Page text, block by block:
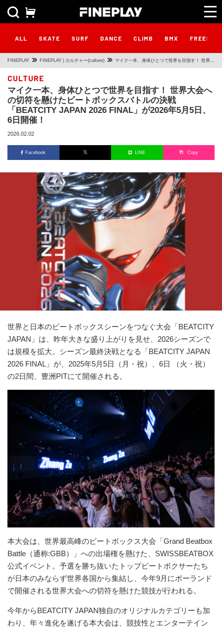
ALL SKATE SURF DANCE CLIMB BMX
FINEPLAY FINEPLAY | カルチャー(culture) マイク一本、身体ひとつで世界を目指す！ 世界大
「BEATCITY JAPAN 2026 FINAL」が2026年5月
5日、6日開催！
CULTURE
マイク一本、身体ひとつで世界を目指す！ 世界大会へ
の切符を懸けたビートボックスバトルの決戦
「BEATCITY JAPAN 2026 FINAL」が2026年5月5日、
6日開催！
2026.02.02
Facebook LINE Copy
世界と日本のビートボックスシーンをつなぐ大会「BEATCITY
JAPAN」は、昨年大きな盛り上がりを見せ、2026シーズンで
は規模を拡大。シーズン最終決戦となる「BEATCITY JAPAN
2026 FINAL」が、2025年5月5日（月・祝）、6日 （火・祝）
の2日間、豊洲PITにて開催される。
本大会は、世界最高峰のビートボックス大会「Grand Beatbox
Battle（通称:GBB）」への出場権を懸けた、SWISSBEATBOX
公式イベント。予選を勝ち抜いたトップビートボクサーたち
が日本のみならず世界各国から集結し、今年9月にポーランド
で開催される世界大会への切符を懸けた競技が行われる。
今年からBEATCITY JAPAN独自のオリジナルカテゴリーも加
わり、年々進化を遂げる本大会は、競技性とエンターテイン